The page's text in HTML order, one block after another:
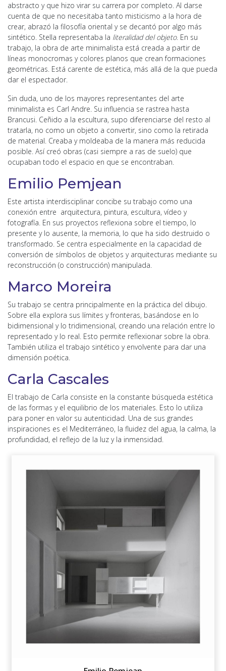
abstracto y que hizo virar su carrera por completo. Al darse
cuenta de que no necesitaba tanto misticismo a la hora de
crear, abrazó la filosofía oriental y se decantó por algo más
sintético. Stella representaba la literalidad del objeto. En su
trabajo, la obra de arte minimalista está creada a partir de
líneas monocromas y colores planos que crean formaciones
geométricas. Está carente de estética, más allá de la que pueda
dar el espectador.
Sin duda, uno de los mayores representantes del arte
minimalista es Carl Andre. Su influencia se rastrea hasta
Brancusi. Ceñido a la escultura, supo diferenciarse del resto al
tratarla, no como un objeto a convertir, sino como la retirada
de material. Creaba y moldeaba de la manera más reducida
posible. Así creó obras (casi siempre a ras de suelo) que
ocupaban todo el espacio en que se encontraban.
Emilio Pemjean
Este artista interdisciplinar concibe su trabajo como una
conexión entre arquitectura, pintura, escultura, vídeo y
fotografía. En sus proyectos reflexiona sobre el tiempo, lo
presente y lo ausente, la memoria, lo que ha sido destruido o
transformado. Se centra especialmente en la capacidad de
conversión de símbolos de objetos y arquitecturas mediante su
reconstrucción (o construcción) manipulada.
Marco Moreira
Su trabajo se centra principalmente en la práctica del dibujo.
Sobre ella explora sus límites y fronteras, basándose en lo
bidimensional y lo tridimensional, creando una relación entre lo
representado y lo real. Esto permite reflexionar sobre la obra.
También utiliza el trabajo sintético y envolvente para dar una
dimensión poética.
Carla Cascales
El trabajo de Carla consiste en la constante búsqueda estética
de las formas y el equilibrio de los materiales. Esto lo utiliza
para poner en valor su autenticidad. Una de sus grandes
inspiraciones es el Mediterráneo, la fluidez del agua, la calma, la
profundidad, el reflejo de la luz y la inmensidad.